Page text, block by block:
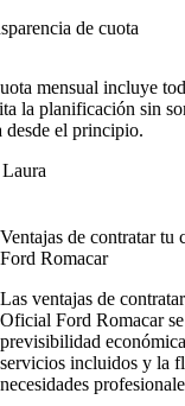
de cuota
mensual incluye
la planificación sin
el principio.
Ventajas de contratar tu
Ford Romacar
Las ventajas de
Oficial Ford Romacar
previsibilidad
servicios incluidos y la
necesidades